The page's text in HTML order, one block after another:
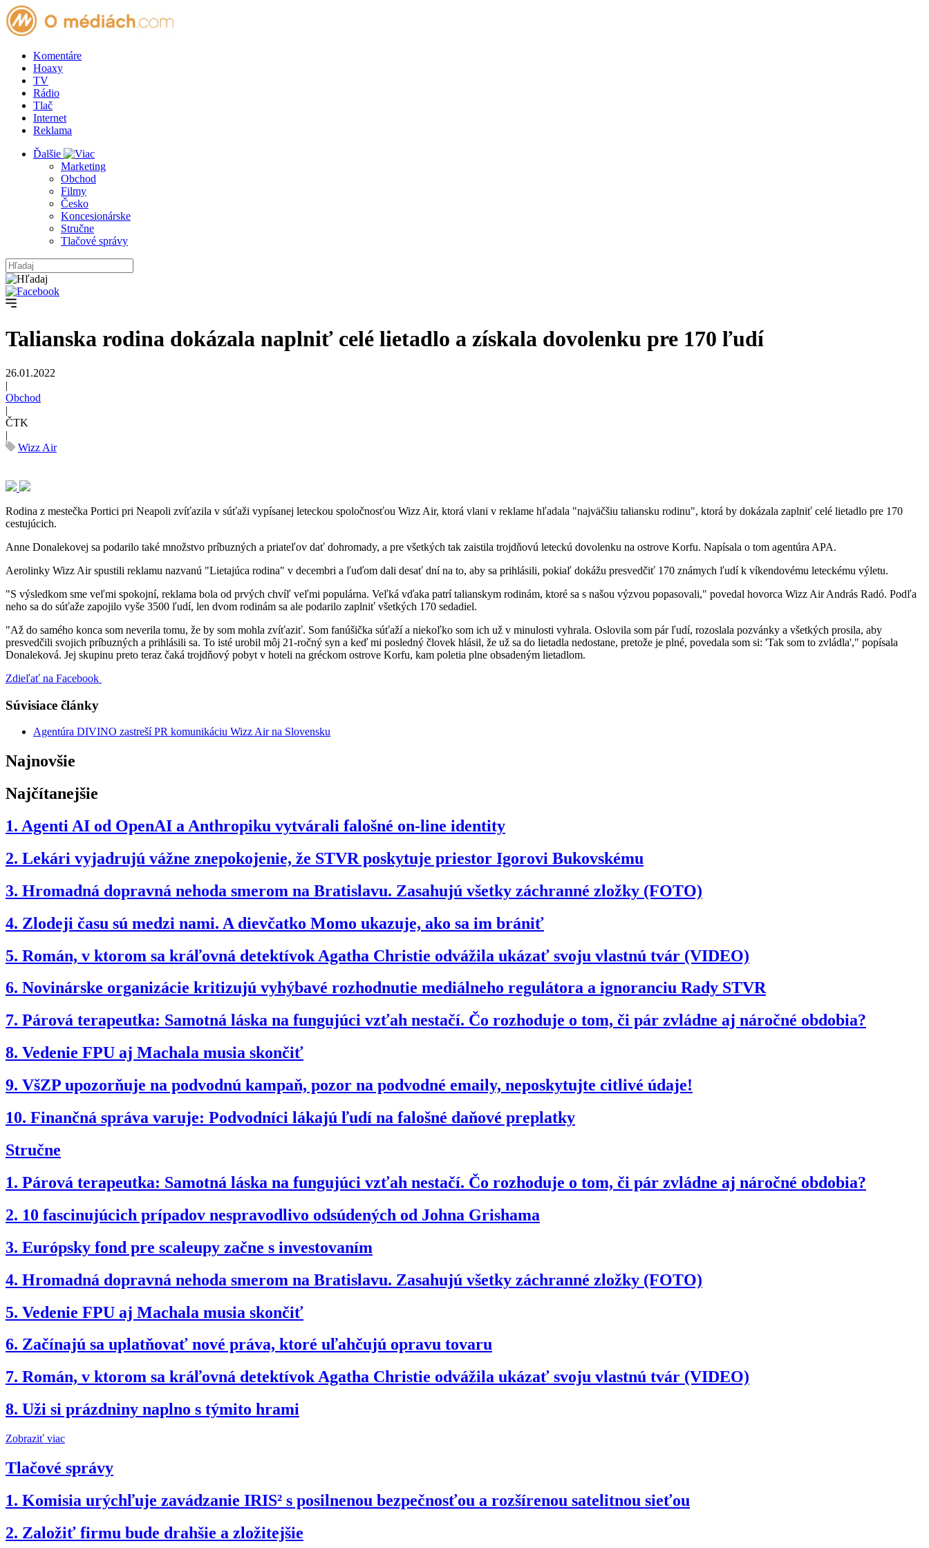
Komentáre
Hoaxy
TV
Rádio
Tlač
Internet
Reklama
Ďalšie
Marketing
Obchod
Filmy
Česko
Koncesionárske
Stručne
Tlačové správy
Talianska rodina dokázala naplniť celé lietadlo a získala dovolenku pre 170 ľudí
26.01.2022
|
Obchod
|
ČTK
|
Wizz Air
Rodina z mestečka Portici pri Neapoli zvíťazila v súťaži vypísanej leteckou spoločnosťou Wizz Air, ktorá vlani v reklame hľadala "najväčšiu taliansku rodinu", ktorá by dokázala zaplniť celé lietadlo pre 170
cestujúcich.
Anne Donalekovej sa podarilo také množstvo príbuzných a priateľov dať dohromady, a pre všetkých tak zaistila trojdňovú leteckú dovolenku na ostrove Korfu. Napísala o tom agentúra APA.
Aerolinky Wizz Air spustili reklamu nazvanú "Lietajúca rodina" v decembri a ľuďom dali desať dní na to, aby sa prihlásili, pokiaľ dokážu presvedčiť 170 známych ľudí k víkendovému leteckému výletu.
"S výsledkom sme veľmi spokojní, reklama bola od prvých chvíľ veľmi populárna. Veľká vďaka patrí talianskym rodinám, ktoré sa s našou výzvou popasovali," povedal hovorca Wizz Air András Radó. Podľa
neho sa do súťaže zapojilo vyše 3500 ľudí, len dvom rodinám sa ale podarilo zaplniť všetkých 170 sedadiel.
"Až do samého konca som neverila tomu, že by som mohla zvíťaziť. Som fanúšička súťaží a niekoľko som ich už v minulosti vyhrala. Oslovila som pár ľudí, rozoslala pozvánky a všetkých prosila, aby
presvedčili svojich príbuzných a prihlásili sa. To isté urobil môj 21-ročný syn a keď mi posledný človek hlásil, že už sa do lietadla nedostane, pretože je plné, povedala som si: 'Tak som to zvládla'," popísala
Donaleková. Jej skupinu preto teraz čaká trojdňový pobyt v hoteli na gréckom ostrove Korfu, kam poletia plne obsadeným lietadlom.
Zdieľať na Facebook
Súvisiace články
Agentúra DIVINO zastreší PR komunikáciu Wizz Air na Slovensku
Najnovšie
Najčítanejšie
1. Agenti AI od OpenAI a Anthropiku vytvárali falošné on-line identity
2. Lekári vyjadrujú vážne znepokojenie, že STVR poskytuje priestor Igorovi Bukovskému
3. Hromadná dopravná nehoda smerom na Bratislavu. Zasahujú všetky záchranné zložky (FOTO)
4. Zlodeji času sú medzi nami. A dievčatko Momo ukazuje, ako sa im brániť
5. Román, v ktorom sa kráľovná detektívok Agatha Christie odvážila ukázať svoju vlastnú tvár (VIDEO)
6. Novinárske organizácie kritizujú vyhýbavé rozhodnutie mediálneho regulátora a ignoranciu Rady STVR
7. Párová terapeutka: Samotná láska na fungujúci vzťah nestačí. Čo rozhoduje o tom, či pár zvládne aj náročné obdobia?
8. Vedenie FPU aj Machala musia skončiť
9. VšZP upozorňuje na podvodnú kampaň, pozor na podvodné emaily, neposkytujte citlivé údaje!
10. Finančná správa varuje: Podvodníci lákajú ľudí na falošné daňové preplatky
Stručne
1. Párová terapeutka: Samotná láska na fungujúci vzťah nestačí. Čo rozhoduje o tom, či pár zvládne aj náročné obdobia?
2. 10 fascinujúcich prípadov nespravodlivo odsúdených od Johna Grishama
3. Európsky fond pre scaleupy začne s investovaním
4. Hromadná dopravná nehoda smerom na Bratislavu. Zasahujú všetky záchranné zložky (FOTO)
5. Vedenie FPU aj Machala musia skončiť
6. Začínajú sa uplatňovať nové práva, ktoré uľahčujú opravu tovaru
7. Román, v ktorom sa kráľovná detektívok Agatha Christie odvážila ukázať svoju vlastnú tvár (VIDEO)
8. Uži si prázdniny naplno s týmito hrami
Zobraziť viac
Tlačové správy
1. Komisia urýchľuje zavádzanie IRIS² s posilnenou bezpečnosťou a rozšírenou satelitnou sieťou
2. Založiť firmu bude drahšie a zložitejšie